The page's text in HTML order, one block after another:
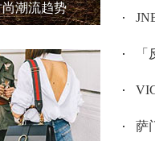
潮流趋势
「
萨